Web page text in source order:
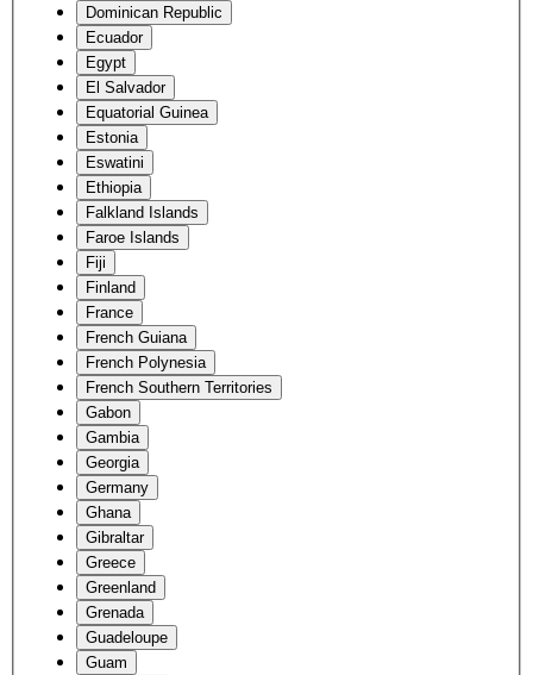
Dominican Republic
Ecuador
Egypt
El Salvador
Equatorial Guinea
Estonia
Eswatini
Ethiopia
Falkland Islands
Faroe Islands
Fiji
Finland
France
French Guiana
French Polynesia
French Southern Territories
Gabon
Gambia
Georgia
Germany
Ghana
Gibraltar
Greece
Greenland
Grenada
Guadeloupe
Guam